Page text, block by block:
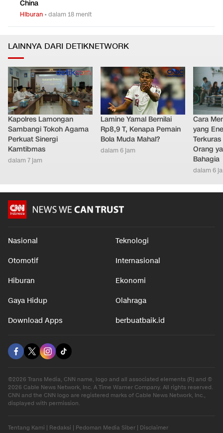
China
Hiburan •dalam 18 menit
LAINNYA DARI DETIKNETWORK
Kapolres Lamongan
Sambangi Tokoh Agama
Perkuat Sinergi
Kamtibmas
dalam 7 jam
Lamine Yamal Bernilai
Rp8,9 T, Kenapa Pemain
Bola Muda Mahal?
dalam 6 jam
Cara
yang
Orang
Bahagia
dalam 6
Nasional Teknologi
Otomotif Internasional
Hiburan Ekonomi
Gaya Hidup Olahraga
Download Apps berbuatbaik.id
©2026 Trans Media, CNN name, logo and all associated elements (R) and ©
2026 Cable News Network, Inc. A Time Warner Company. All rights reserved.
CNN and the CNN logo are registered marks of Cable News Network, Inc.,
displayed with permission.
Tentang Kami | Redaksi | Pedoman Media Siber | Disclaimer